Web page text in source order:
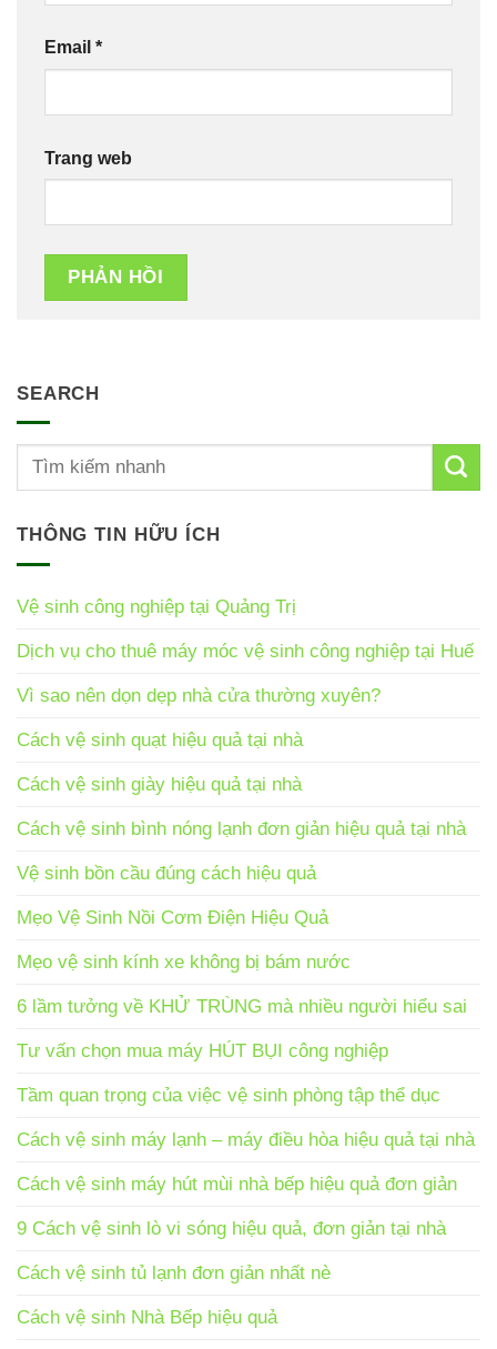
Email *
Trang web
SEARCH
THÔNG TIN HỮU ÍCH
Vệ sinh công nghiệp tại Quảng Trị
Dịch vụ cho thuê máy móc vệ sinh công nghiệp tại Huế
Vì sao nên dọn dẹp nhà cửa thường xuyên?
Cách vệ sinh quạt hiệu quả tại nhà
Cách vệ sinh giày hiệu quả tại nhà
Cách vệ sinh bình nóng lạnh đơn giản hiệu quả tại nhà
Vệ sinh bồn cầu đúng cách hiệu quả
Mẹo Vệ Sinh Nồi Cơm Điện Hiệu Quả
Mẹo vệ sinh kính xe không bị bám nước
6 lầm tưởng về KHỬ TRÙNG mà nhiều người hiểu sai
Tư vấn chọn mua máy HÚT BỤI công nghiệp
Tầm quan trọng của việc vệ sinh phòng tập thể dục
Cách vệ sinh máy lạnh – máy điều hòa hiệu quả tại nhà
Cách vệ sinh máy hút mùi nhà bếp hiệu quả đơn giản
9 Cách vệ sinh lò vi sóng hiệu quả, đơn giản tại nhà
Cách vệ sinh tủ lạnh đơn giản nhất nè
Cách vệ sinh Nhà Bếp hiệu quả